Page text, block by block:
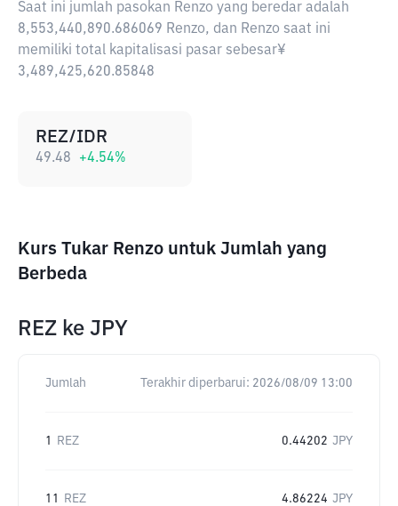
Saat ini jumlah pasokan Renzo yang beredar adalah
8,553,440,890.686069 Renzo, dan Renzo saat ini
memiliki total kapitalisasi pasar sebesar¥
3,489,425,620.85848
REZ/IDR
49.48 +4.54%
Kurs Tukar Renzo untuk Jumlah yang
Berbeda
REZ ke JPY
Jumlah Terakhir diperbarui: 2026/08/09 13:00
1 REZ 0.44202 JPY
11 REZ 4.86224 JPY